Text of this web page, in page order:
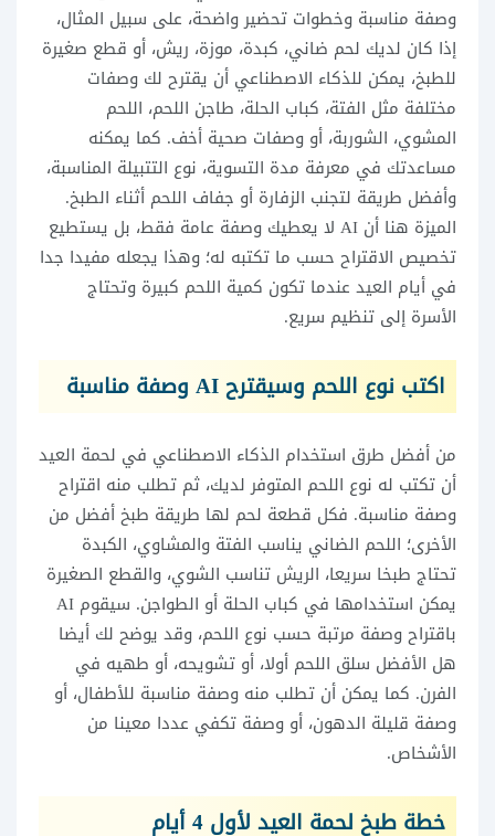
وصفة مناسبة وخطوات تحضير واضحة، على سبيل المثال،
إذا كان لديك لحم ضاني، كبدة، موزة، ريش، أو قطع صغيرة
للطبخ، يمكن للذكاء الاصطناعي أن يقترح لك وصفات
مختلفة مثل الفتة، كباب الحلة، طاجن اللحم، اللحم
المشوي، الشوربة، أو وصفات صحية أخف. كما يمكنه
مساعدتك في معرفة مدة التسوية، نوع التتبيلة المناسبة،
وأفضل طريقة لتجنب الزفارة أو جفاف اللحم أثناء الطبخ.
الميزة هنا أن AI لا يعطيك وصفة عامة فقط، بل يستطيع
تخصيص الاقتراح حسب ما تكتبه له؛ وهذا يجعله مفيدا جدا
في أيام العيد عندما تكون كمية اللحم كبيرة وتحتاج
الأسرة إلى تنظيم سريع.
اكتب نوع اللحم وسيقترح AI وصفة مناسبة
من أفضل طرق استخدام الذكاء الاصطناعي في لحمة العيد
أن تكتب له نوع اللحم المتوفر لديك، ثم تطلب منه اقتراح
وصفة مناسبة. فكل قطعة لحم لها طريقة طبخ أفضل من
الأخرى؛ اللحم الضاني يناسب الفتة والمشاوي، الكبدة
تحتاج طبخا سريعا، الريش تناسب الشوي، والقطع الصغيرة
يمكن استخدامها في كباب الحلة أو الطواجن. سيقوم AI
باقتراح وصفة مرتبة حسب نوع اللحم، وقد يوضح لك أيضا
هل الأفضل سلق اللحم أولا، أو تشويحه، أو طهيه في
الفرن. كما يمكن أن تطلب منه وصفة مناسبة للأطفال، أو
وصفة قليلة الدهون، أو وصفة تكفي عددا معينا من
الأشخاص.
خطة طبخ لحمة العيد لأول 4 أيام